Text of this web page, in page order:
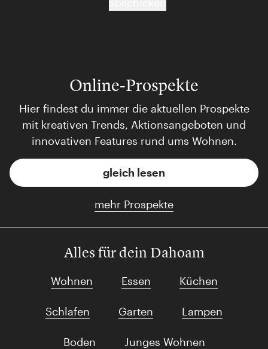
Online-Prospekte
Hier findest du immer die aktuellen Prospekte
mit kreativen Trends, Aktionsangeboten und
innovativen Features rund ums Wohnen.
gleich lesen
mehr Prospekte
Alles für dein Dahoam
Wohnen Essen Küchen
Schlafen Garten Lampen
Boden Junges Wohnen